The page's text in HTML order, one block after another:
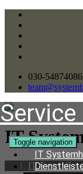
030-54874086
Toggle navigation
IT
IT
IT Systemhaus